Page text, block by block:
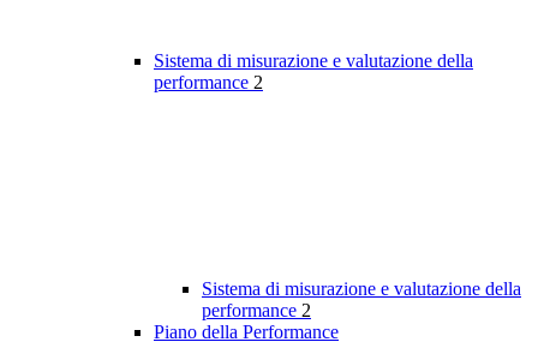
Sistema di misurazione e valutazione della
performance 2
Sistema di misurazione e valutazione della
performance 2
Piano della Performance